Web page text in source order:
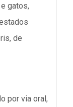
gatos,
de
por via oral,